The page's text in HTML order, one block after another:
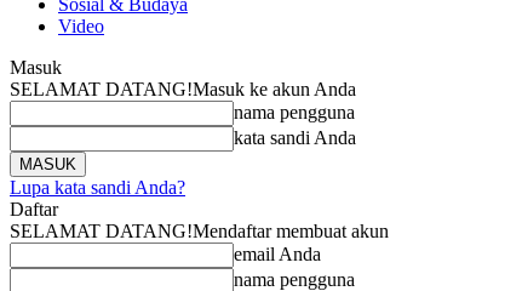
Sosial & Budaya
Video
Masuk
SELAMAT DATANG!Masuk ke akun Anda
nama pengguna
kata sandi Anda
Lupa kata sandi Anda?
Daftar
SELAMAT DATANG!Mendaftar membuat akun
email Anda
nama pengguna